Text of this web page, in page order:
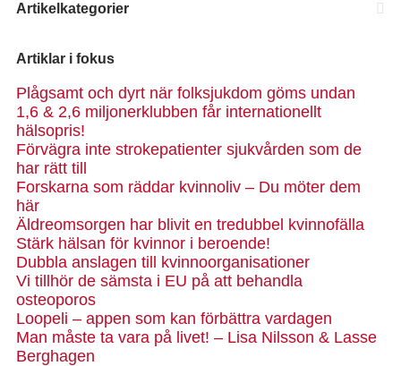
Artikelkategorier
Artiklar i fokus
Plågsamt och dyrt när folksjukdom göms undan
1,6 & 2,6 miljonerklubben får internationellt
hälsopris!
Förvägra inte strokepatienter sjukvården som de
har rätt till
Forskarna som räddar kvinnoliv – Du möter dem
här
Äldreomsorgen har blivit en tredubbel kvinnofälla
Stärk hälsan för kvinnor i beroende!
Dubbla anslagen till kvinnoorganisationer
Vi tillhör de sämsta i EU på att behandla
osteoporos
Loopeli – appen som kan förbättra vardagen
Man måste ta vara på livet! – Lisa Nilsson & Lasse
Berghagen